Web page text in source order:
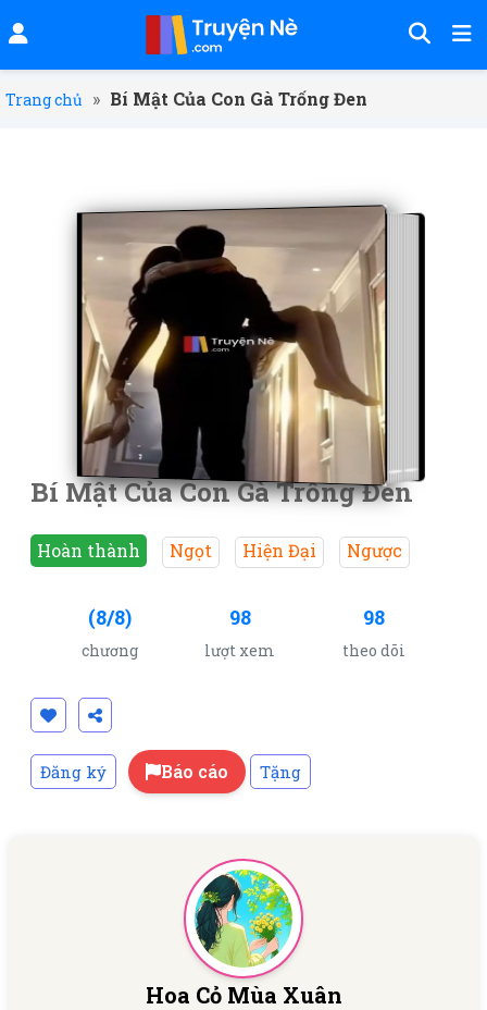
Trang chủ » Bí Mật Của Con Gà Trống Đen
Bí Mật Của Con Gà Trống Đen
Hoàn thành Ngọt Hiện Đại Ngược
(8/8)
chương
98
lượt xem
98
theo dõi
Đăng ký Báo cáo Tặng
Hoa Cỏ Mùa Xuân